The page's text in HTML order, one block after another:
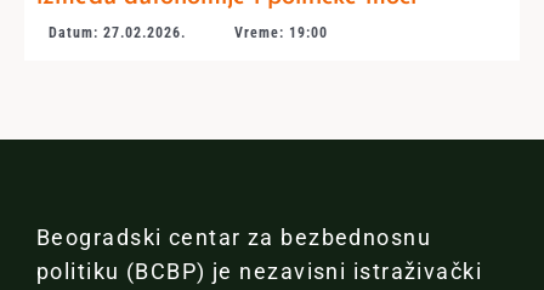
Datum: 27.02.2026. Vreme: 19:00
Beogradski centar za bezbednosnu
politiku (BCBP) je nezavisni istraživački